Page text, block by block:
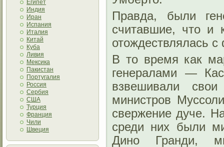
Египет
Индия
Иран
Испания
Италия
Китай
Куба
Ливия
Мексика
Пакистан
Португалия
Россия
Сербия
США
Турция
Франция
Чили
Швеция
Правда, были
считавшие, что и
отождествлялась
В то время как
генералами —
взвешивали
министров
свержение дуче.
среди них были
Дино Гранди,